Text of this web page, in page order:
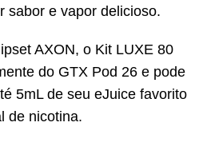
sabor e vapor delicioso.
AXON, o Kit LUXE 80
do GTX Pod 26 e pode
5mL de seu eJuice favorito
de nicotina.